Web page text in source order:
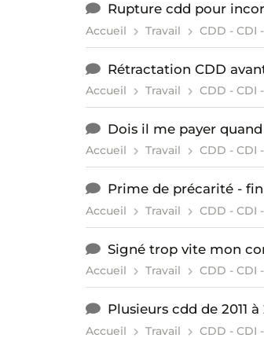
Rupture cdd pour
Accueil Travail CDD - CDI
Rétractation CDD
Accueil Travail CDD - CDI
Dois il me payer
Accueil Travail CDD - CDI
Prime de précarité -
Accueil Travail CDD - CDI
Signé trop vite mon
Accueil Travail CDD - CDI
Plusieurs cdd de 2011 à
Accueil Travail CDD - CDI